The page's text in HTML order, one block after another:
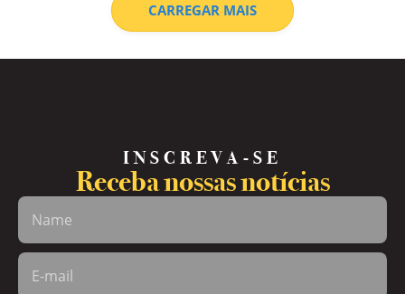
CARREGAR MAIS
INSCREVA-SE
Receba nossas notícias